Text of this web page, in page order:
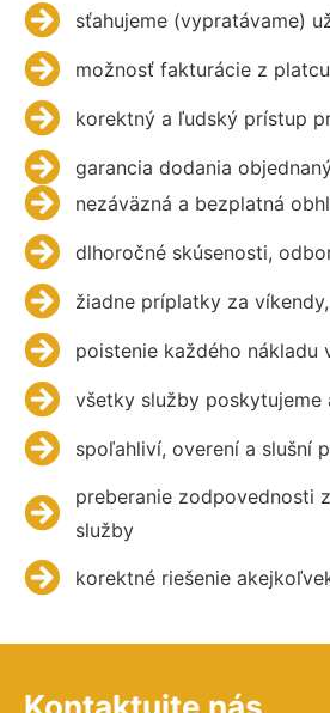
sťahujeme (vypratávame)
možnosť fakturácie z
korektný a ľudský prístup
garancia dodania
nezáväzná a bezplatná
dlhoročné skúsenosti,
žiadne príplatky za
poistenie každého nákladu
všetky služby poskytujeme
spoľahliví, overení a slušní
preberanie zodpovednosti
služby
korektné riešenie